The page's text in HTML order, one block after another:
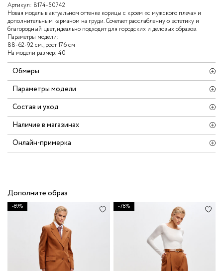
Артикул: 8174-50742
Новая модель в актуальном оттенке корицы с кроем «с мужского плеча» и
дополнительным карманом на груди. Сочетает расслабленную эстетику и
благородный цвет, идеально подходит для городских и деловых образов.
Параметры модели:
88-62-92 см., рост 176 см
На модели размер: 40
Обмеры
Параметры модели
Состав и уход
Наличие в магазинах
Онлайн-примерка
Дополните образ
-69% -78%